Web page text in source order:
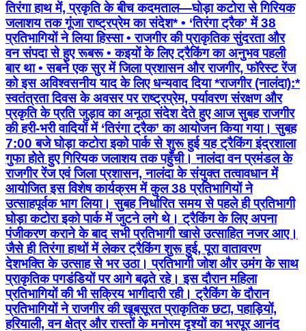
तिरंगा हाथ में, प्रकृति के बीच कदमताल—घोड़ा कटोरा से गिरियक
जलाशय तक गूंजा राष्ट्रप्रेम का संदेश* • ‘तिरंगा ट्रैक’ में 38
प्रतिभागियों ने लिया हिस्सा • राजगीर की प्राकृतिक सुंदरता और
वन संपदा से हुए रूबरू • ⁠कइयों के लिए ट्रैकिंग का अनुभव पहली
बार था • ⁠सबने एक सुर में जिला प्रशासन और राजगीर, फॉरेस्ट रेंज
को इस अविश्वसनीय याद के लिए धन्यवाद दिया *राजगीर (नालंदा):*
स्वतंत्रता दिवस के अवसर पर राष्ट्रप्रेम, पर्यावरण संरक्षण और
प्रकृति के प्रति जुड़ाव का अनूठा संदेश देते हुए आज सुबह राजगीर
की हरी-भरी वादियों में ‘तिरंगा ट्रैक’ का आयोजन किया गया। सुबह
7:00 बजे घोड़ा कटोरा इको पार्क से शुरू हुई यह ट्रैकिंग इंद्रशाला
गुफा होते हुए गिरियक जलाशय तक पहुँची। नालंदा वन प्रमंडल के
राजगीर रेंज एवं जिला प्रशासन, नालंदा के संयुक्त तत्वावधान में
आयोजित इस विशेष कार्यक्रम में कुल 38 प्रतिभागियों ने
उत्साहपूर्वक भाग लिया। सुबह निर्धारित समय से पहले ही प्रतिभागी
घोड़ा कटोरा इको पार्क में जुटने लगे थे। ट्रैकिंग के लिए अपना
पंजीकरण कराने के बाद सभी प्रतिभागी खासे उत्साहित नजर आए।
जैसे ही तिरंगा हाथों में लेकर ट्रैकिंग शुरू हुई, पूरा वातावरण
देशभक्ति के उत्साह से भर उठा। प्रतिभागी जोश और उमंग के साथ
प्राकृतिक पगडंडियों पर आगे बढ़ते रहे। इस दौरान महिला
प्रतिभागियों की भी सक्रिय भागीदारी रही। ट्रैकिंग के दौरान
प्रतिभागियों ने राजगीर की खूबसूरत प्राकृतिक छटा, पहाड़ियों,
हरियाली, वन क्षेत्र और रास्तों के मनोरम दृश्यों का भरपूर आनंद